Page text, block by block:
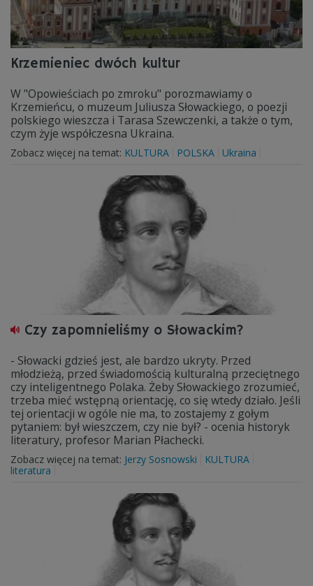
Krzemieniec dwóch kultur
W "Opowieściach po zmroku" porozmawiamy o
Krzemieńcu, o muzeum Juliusza Słowackiego, o poezji
polskiego wieszcza i Tarasa Szewczenki, a także o tym,
czym żyje współczesna Ukraina.
Zobacz więcej na temat: KULTURA POLSKA Ukraina
Czy zapomnieliśmy o Słowackim?
- Słowacki gdzieś jest, ale bardzo ukryty. Przed
młodzieżą, przed świadomością kulturalną przeciętnego
czy inteligentnego Polaka. Żeby Słowackiego zrozumieć,
trzeba mieć wstępną orientację, co się wtedy działo. Jeśli
tej orientacji w ogóle nie ma, to zostajemy z gołym
pytaniem: był wieszczem, czy nie był? - ocenia historyk
literatury, profesor Marian Płachecki.
Zobacz więcej na temat: Jerzy Sosnowski
KULTURA
literatura